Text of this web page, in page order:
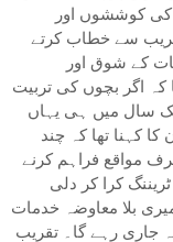
کی کوششوں اور
سے خطاب کرتے
کے شوق اور
کہ اگر بچوں کی تربیت
سال میں ہی یہاں
کہنا تھا کہ چند
مواقع فراہم کرنے
کرا کر دلی
بلا معاوضہ خدمات
جاری رہے گا۔ تقریب